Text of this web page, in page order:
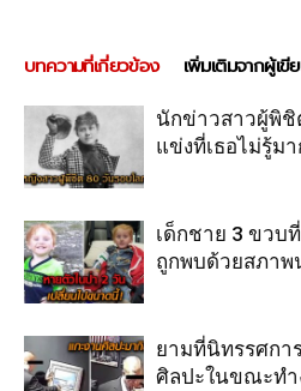
บทความที่เกี่ยวข้อง เพิ่มเติมจากผู้เขี
นักข่าวสาวผู้พิชิ
แข่งที่เธอไม่รู้ม
เด็กชาย 3 ขวบ
ถูกพบด้วยสภา
ยามที่นิทรรศกา
ศิลปะในขณะทำ